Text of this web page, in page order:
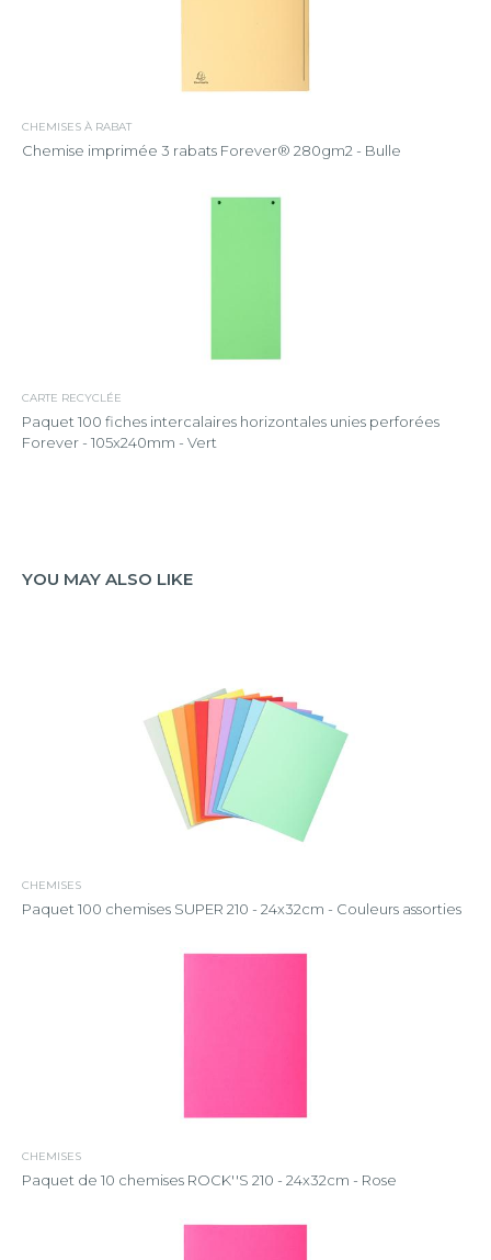
CHEMISES À RABAT
Chemise imprimée 3 rabats Forever® 280gm2 - Bulle
CARTE RECYCLÉE
Paquet 100 fiches intercalaires horizontales unies perforées
Forever - 105x240mm - Vert
YOU MAY ALSO LIKE
CHEMISES
Paquet 100 chemises SUPER 210 - 24x32cm - Couleurs assorties
CHEMISES
Paquet de 10 chemises ROCK''S 210 - 24x32cm - Rose